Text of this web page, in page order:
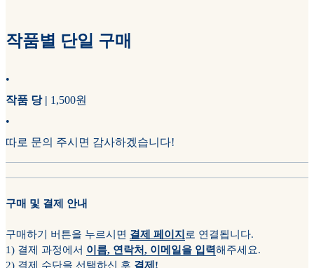
작품별 단일 구매
•
작품 당 | 1,500원
•
따로 문의 주시면 감사하겠습니다!
구매 및 결제 안내
구매하기 버튼을 누르시면 결제 페이지 로 연결됩니다.
1) 결제 과정에서 이름, 연락처, 이메일을 입력해주세요.
2) 결제 수단을 선택하신 후 결제!